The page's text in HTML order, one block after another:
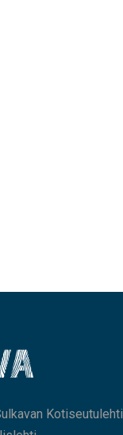
Kotiseutulehti